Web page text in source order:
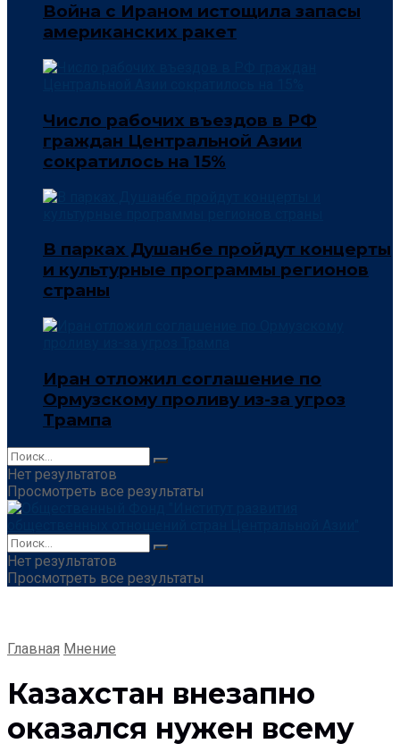
Война с Ираном истощила запасы
американских ракет
Число рабочих въездов в РФ
граждан Центральной Азии
сократилось на 15%
В парках Душанбе пройдут концерты
и культурные программы регионов
страны
Иран отложил соглашение по
Ормузскому проливу из-за угроз
Трампа
Нет результатов
Просмотреть все результаты
Нет результатов
Просмотреть все результаты
Главная Мнение
Казахстан внезапно
оказался нужен всему